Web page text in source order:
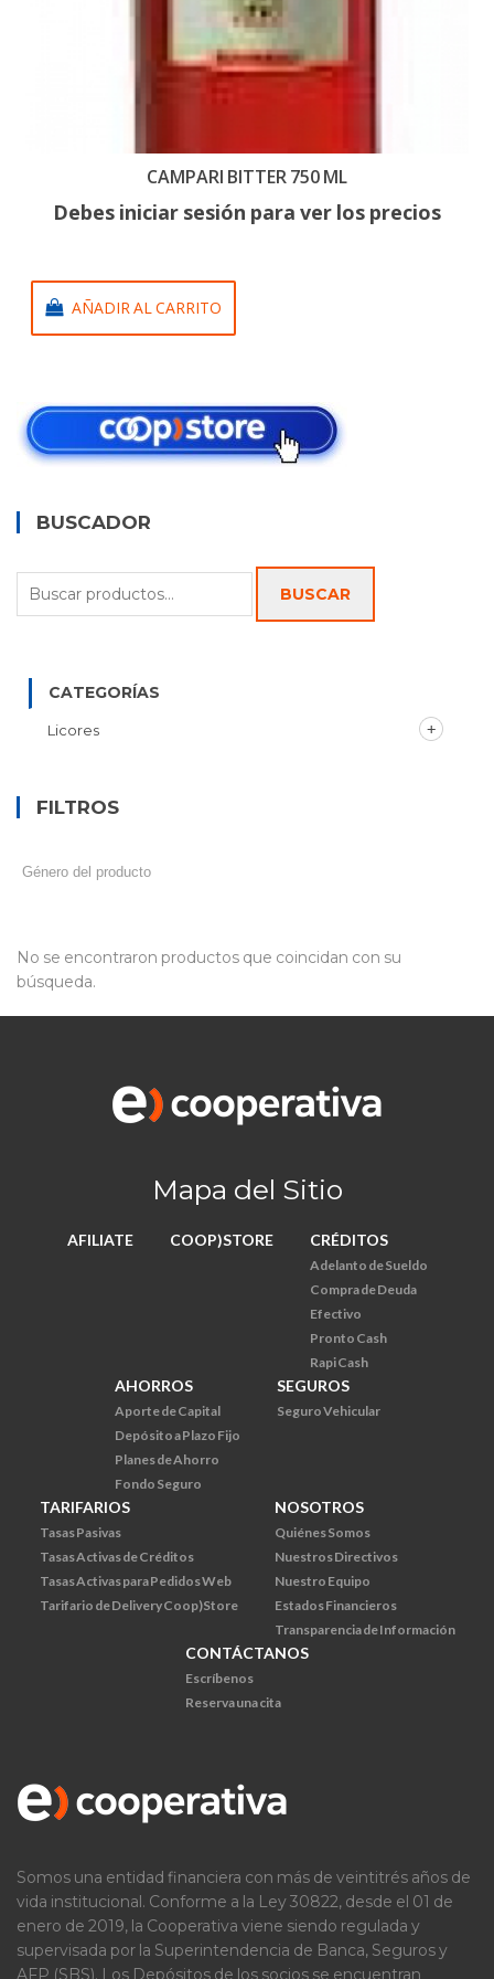
CAMPARI BITTER 750 ML
Debes iniciar sesión para ver los precios
AÑADIR AL CARRITO
No se encontraron productos que coincidan con su
búsqueda.
BUSCADOR
Buscar
por:
BUSCAR
CATEGORÍAS
Licores
FILTROS
Mapa del Sitio
AFILIATE COOP)STORE CRÉDITOS
Adelanto de Sueldo
Compra de Deuda
Efectivo
Pronto Cash
Rapi Cash
AHORROS
Aporte de Capital
Depósito a Plazo Fijo
Planes de Ahorro
Fondo Seguro
SEGUROS
Seguro Vehicular
TARIFARIOS
Tasas Pasivas
Tasas Activas de Créditos
Tasas Activas para Pedidos Web
Tarifario de Delivery Coop)Store
NOSOTROS
Quiénes Somos
Nuestros Directivos
Nuestro Equipo
Estados Financieros
Transparencia de Información
CONTÁCTANOS
Escríbenos
Reserva una cita
Somos una entidad financiera con más de veintitrés años de
vida institucional. Conforme a la Ley 30822, desde el 01 de
enero de 2019, la Cooperativa viene siendo regulada y
supervisada por la Superintendencia de Banca, Seguros y
AFP (SBS). Los Depósitos de los socios se encuentran